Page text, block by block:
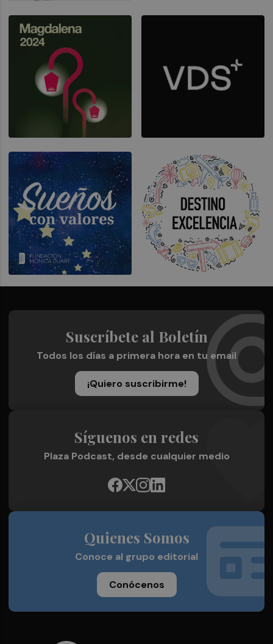
Suscríbete al Boletín
Todos los días a primera hora en tu email
¡Quiero suscribirme!
Síguenos en redes
Plaza Podcast, desde cualquier medio
Quienes Somos
Conoce al grupo editorial
Conócenos